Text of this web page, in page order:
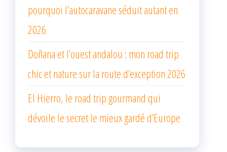
pourquoi l’autocaravane séduit autant en
2026
Doñana et l’ouest andalou : mon road trip
chic et nature sur la route d’exception 2026
El Hierro, le road trip gourmand qui
dévoile le secret le mieux gardé d’Europe